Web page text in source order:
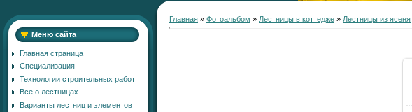
Меню сайта
Главная страница
Специализация
Технологии строительных работ
Все о лестницах
Варианты лестниц и элементов
Главная » Фотоальбом » Лестницы в коттедже » Лестницы из ясеня